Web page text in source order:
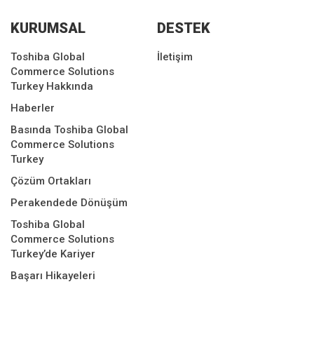
KURUMSAL
Toshiba Global
Commerce Solutions
Turkey Hakkında
Haberler
Basında Toshiba Global
Commerce Solutions
Turkey
Çözüm Ortakları
Perakendede Dönüşüm
Toshiba Global
Commerce Solutions
Turkey’de Kariyer
Başarı Hikayeleri
DESTEK
İletişim